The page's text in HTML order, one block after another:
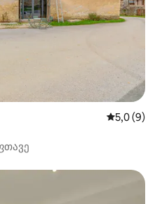
საშუალო
5,0 (9)